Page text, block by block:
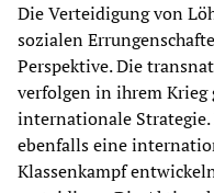
Die Verteidigung von
sozialen
Perspektive. Die
verfolgen in ihrem Krieg
internationale Strategie.
ebenfalls eine
Klassenkampf